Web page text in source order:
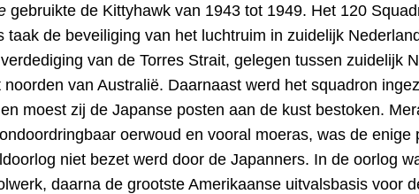
gebruikte de Kittyhawk van 1943 tot 1949. Het 120
taak de beveiliging van het luchtruim in zuidelijk
van de Torres Strait, gelegen tussen zuidelijk
noorden van Australië. Daarnaast werd het squadron
moest zij de Japanse posten aan de kust bestoken.
oerwoud en vooral moeras, was de
niet bezet werd door de Japanners. In de oorlog
daarna de grootste Amerikaanse uitvalsbasis voor